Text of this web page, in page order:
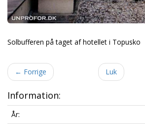
Solbufferen på taget af hotellet i Topusko
← Forrige Luk
Information:
År: